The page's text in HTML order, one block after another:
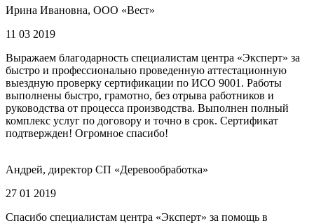
Ирина Ивановна, ООО «Вест»
11 03 2019
Выражаем благодарность специалистам центра «Эксперт» за
быстро и профессионально проведенную аттестационную
выездную проверку сертификации по ИСО 9001. Работы
выполнены быстро, грамотно, без отрыва работников и
руководства от процесса производства. Выполнен полный
комплекс услуг по договору и точно в срок. Сертификат
подтвержден! Огромное спасибо!
Андрей, директор СП «Деревообработка»
27 01 2019
Спасибо специалистам центра «Эксперт» за помощь в